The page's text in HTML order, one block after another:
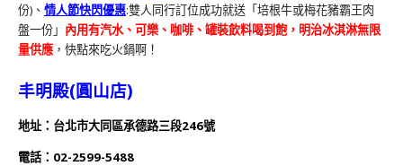
份)、 情人節快閃優惠:雙人同行訂位成功就送「培根牛或梅花豬霸王肉
盤一份」 內用有汽水、可樂、咖啡、罐裝飲料喝到飽，明治冰淇淋無限
量供應 ，快點來吃火鍋啊！
丰明殿(圓山店)
地址： 台北市大同區承德路三段246號
電話：02-2599-5488